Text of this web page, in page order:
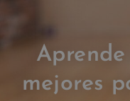
mejores